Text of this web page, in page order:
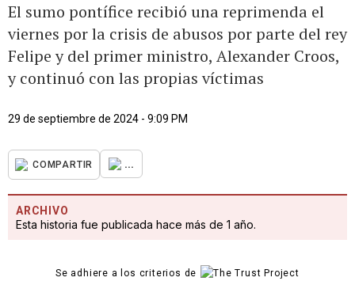
El sumo pontífice recibió una reprimenda el
viernes por la crisis de abusos por parte del rey
Felipe y del primer ministro, Alexander Croos,
y continuó con las propias víctimas
29 de septiembre de 2024 - 9:09 PM
COMPARTIR ...
ARCHIVO
Esta historia fue publicada hace más de 1 año.
Se adhiere a los criterios de